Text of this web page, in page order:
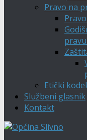
Pravo na
Etički
Službeni glasnik
Kontakt